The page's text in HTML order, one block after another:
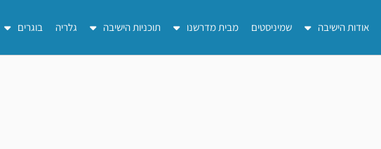
אודות הישיבה שמיניסטים מבית מדרשנו תוכניות הישיבה גלריה בוגרים